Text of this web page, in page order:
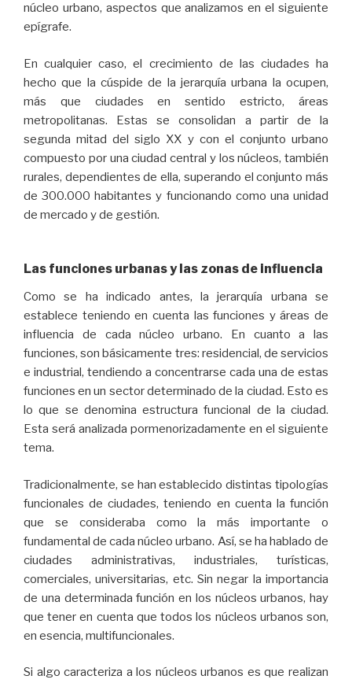
núcleo urbano, aspectos que analizamos en el siguiente
epígrafe.
En cualquier caso, el crecimiento de las ciudades ha
hecho que la cúspide de la jerarquía urbana la ocupen,
más que ciudades en sentido estricto, áreas
metropolitanas. Estas se consolidan a partir de la
segunda mitad del siglo XX y con el conjunto urbano
compuesto por una ciudad central y los núcleos, también
rurales, dependientes de ella, superando el conjunto más
de 300.000 habitantes y funcionando como una unidad
de mercado y de gestión.
Las funciones urbanas y las zonas de influencia
Como se ha indicado antes, la jerarquía urbana se
establece teniendo en cuenta las funciones y áreas de
influencia de cada núcleo urbano. En cuanto a las
funciones, son básicamente tres: residencial, de servicios
e industrial, tendiendo a concentrarse cada una de estas
funciones en un sector determinado de la ciudad. Esto es
lo que se denomina estructura funcional de la ciudad.
Esta será analizada pormenorizadamente en el siguiente
tema.
Tradicionalmente, se han establecido distintas tipologías
funcionales de ciudades, teniendo en cuenta la función
que se consideraba como la más importante o
fundamental de cada núcleo urbano. Así, se ha hablado de
ciudades administrativas, industriales, turísticas,
comerciales, universitarias, etc. Sin negar la importancia
de una determinada función en los núcleos urbanos, hay
que tener en cuenta que todos los núcleos urbanos son,
en esencia, multifuncionales.
Si algo caracteriza a los núcleos urbanos es que realizan